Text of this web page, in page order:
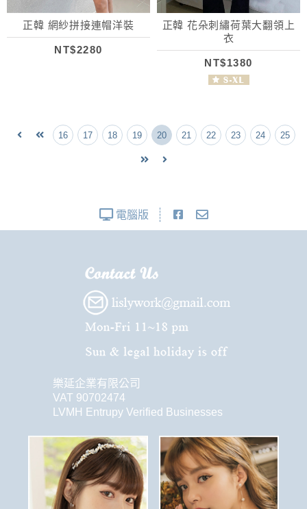
正韓 網紗拼接連帽洋裝
NT$2280
正韓 花朵刺繡荷葉大翻領上
衣
NT$1380
16 17 18 19 20 21 22 23 24 25
電腦版
樂延企業有限公司
VAT 90702474
LVMH Entrupy Verified Businesses